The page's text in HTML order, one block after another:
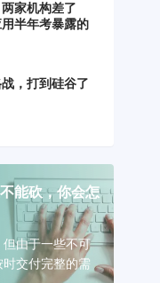
家机构差了
半年考暴露的
，打到硅谷了
能砍，你会怎
由于一些不可
交付完整的需